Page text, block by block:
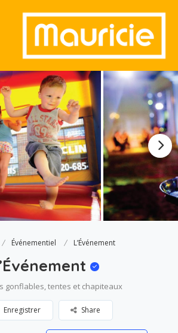
Événementiel L’Événement
gonflables, tentes et chapiteaux
Enregistrer Share